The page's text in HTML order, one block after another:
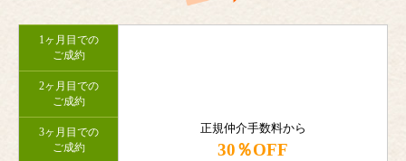
1ヶ月目での
ご成約
正規仲介手数料から
30％OFF
2ヶ月目での
ご成約
3ヶ月目での
ご成約